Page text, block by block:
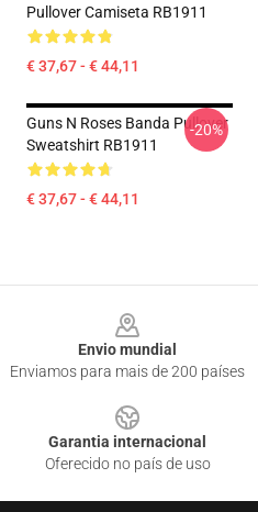
Pullover Camiseta RB1911
€ 37,67 - € 44,11
Guns N Roses Banda Pullover
Sweatshirt RB1911
€ 37,67 - € 44,11
-20%
Envio mundial
Enviamos para mais de 200 países
Garantia internacional
Oferecido no país de uso